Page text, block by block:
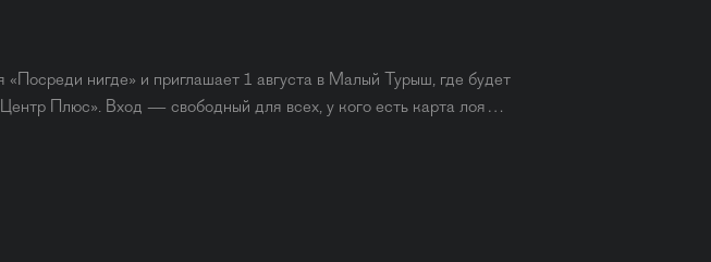
нигде» и приглашает 1 августа в Малый Турыш, где будет
Плюс». Вход — свободный для всех, у кого есть карта лоя…